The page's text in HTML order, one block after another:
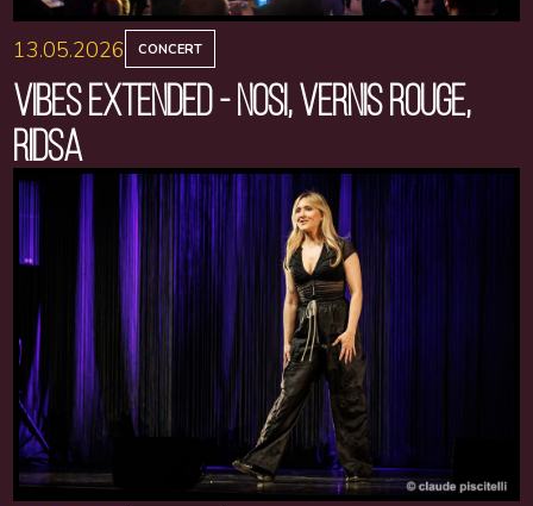
13.05.2026 CONCERT
VIBES EXTENDED - NOSI, VERNIS ROUGE,
RIDSA